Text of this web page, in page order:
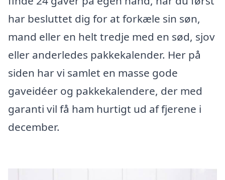
har besluttet dig for at forkæle sin søn,
mand eller en helt tredje med en sød, sjov
eller anderledes pakkekalender. Her på
siden har vi samlet en masse gode
gaveidéer og pakkekalendere, der med
garanti vil få ham hurtigt ud af fjerene i
december.